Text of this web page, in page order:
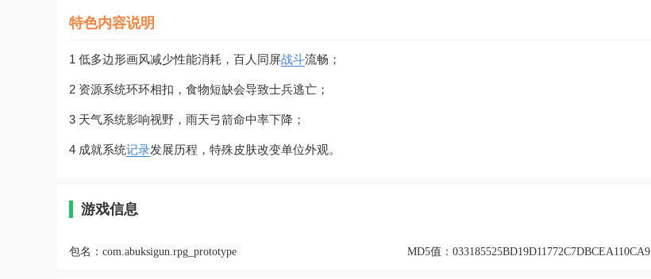
特色内容说明
1 低多边形画风减少性能消耗，百人同屏战斗流畅；
2 资源系统环环相扣，食物短缺会导致士兵逃亡；
3 天气系统影响视野，雨天弓箭命中率下降；
4 成就系统记录发展历程，特殊皮肤改变单位外观。
游戏信息
包名： com.abuksigun.rpg_prototype MD5值： 033185525BD19D11772C7DBCEA110CA9